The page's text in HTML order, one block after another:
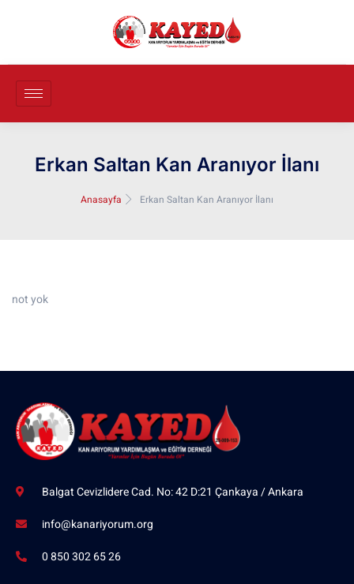
Erkan Saltan Kan Aranıyor İlanı
Anasayfa Erkan Saltan Kan Aranıyor İlanı
not yok
Balgat Cevizlidere Cad. No: 42 D:21 Çankaya / Ankara
info@kanariyorum.org
0 850 302 65 26